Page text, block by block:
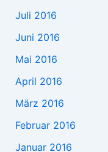
Juli 2016
Juni 2016
Mai 2016
April 2016
März 2016
Februar 2016
Januar 2016